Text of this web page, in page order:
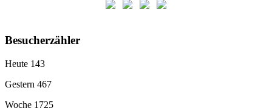
Besucherzähler
Heute 143
Gestern 467
Woche 1725